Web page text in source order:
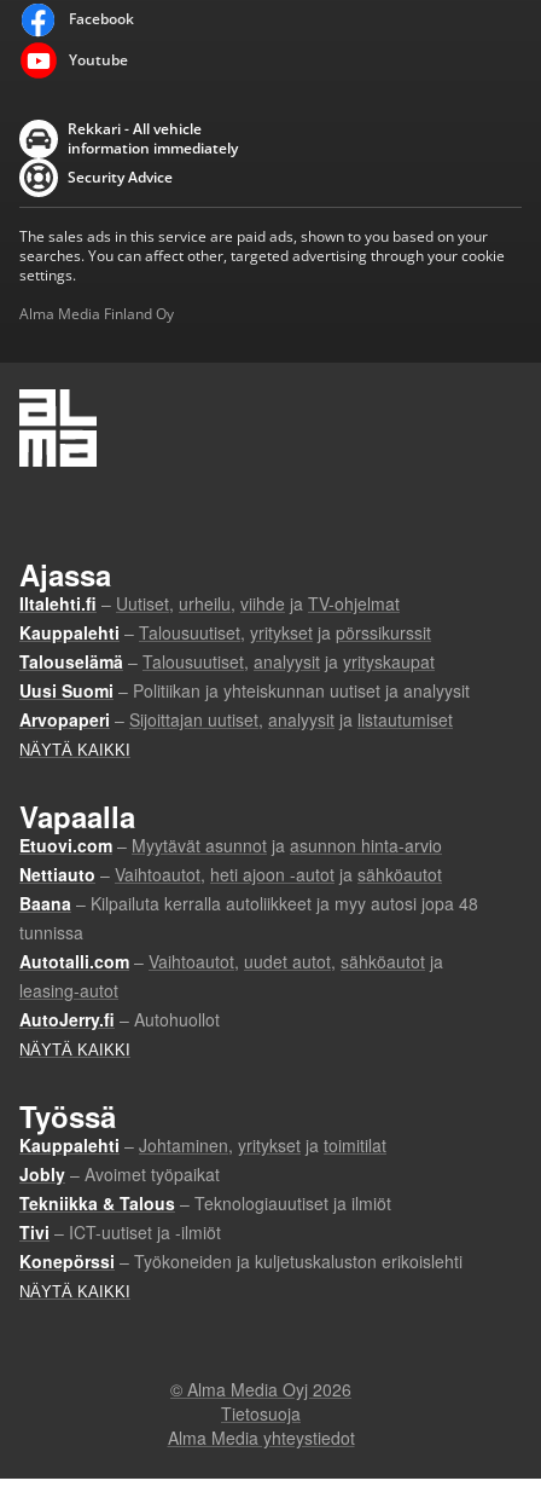
Facebook
Youtube
Rekkari - All vehicle
information immediately
Security Advice
The sales ads in this service are paid ads, shown to you based on your
searches. You can affect other, targeted advertising through your cookie
settings.
Alma Media Finland Oy